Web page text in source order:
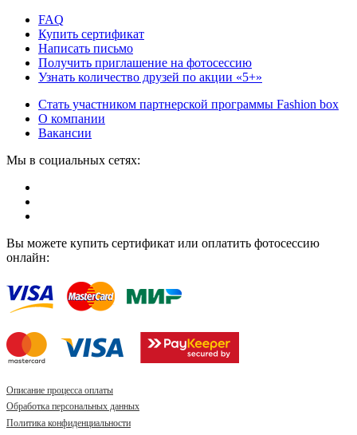
FAQ
Купить сертификат
Написать письмо
Получить приглашение на фотосессию
Узнать количество друзей по акции «5+»
Стать участником партнерской программы Fashion box
О компании
Вакансии
Мы в социальных сетях:
Вы можете купить сертификат или оплатить фотосессию
онлайн:
Описание процесса оплаты
Обработка персональных данных
Политика конфиденциальности